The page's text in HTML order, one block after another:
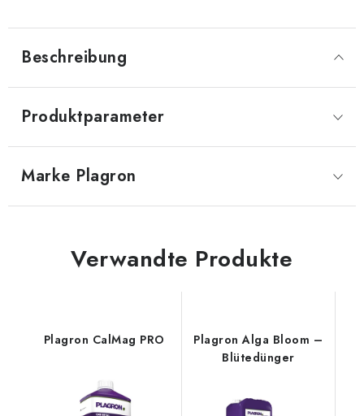
Beschreibung
Produktparameter
Marke Plagron
Verwandte Produkte
Plagron CalMag PRO
Plagron Alga Bloom –
Blütedünger